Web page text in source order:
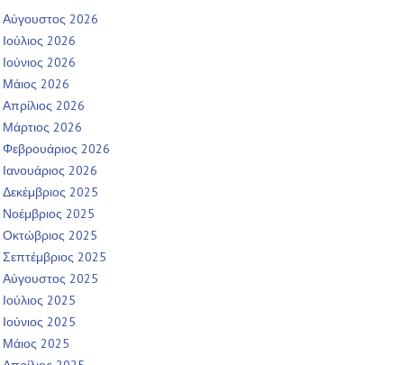
Αύγουστος 2026
Ιούλιος 2026
Ιούνιος 2026
Μάιος 2026
Απρίλιος 2026
Μάρτιος 2026
Φεβρουάριος 2026
Ιανουάριος 2026
Δεκέμβριος 2025
Νοέμβριος 2025
Οκτώβριος 2025
Σεπτέμβριος 2025
Αύγουστος 2025
Ιούλιος 2025
Ιούνιος 2025
Μάιος 2025